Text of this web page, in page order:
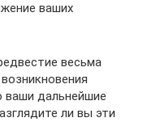
ваших
весьма
ваши дальнейшие
ли вы эти